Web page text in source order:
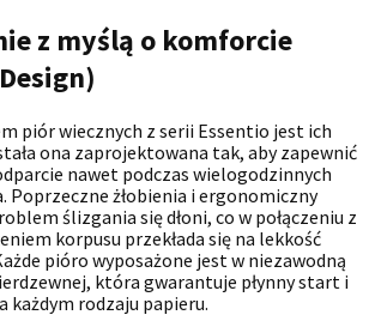
z myślą o komforcie
piór wiecznych z serii Essentio jest ich
ona zaprojektowana tak, aby zapewnić
nawet podczas wielogodzinnych
Poprzeczne żłobienia i ergonomiczny
ślizgania się dłoni, co w połączeniu z
korpusu przekłada się na lekkość
pióro wyposażone jest w niezawodną
która gwarantuje płynny start i
każdym rodzaju papieru.